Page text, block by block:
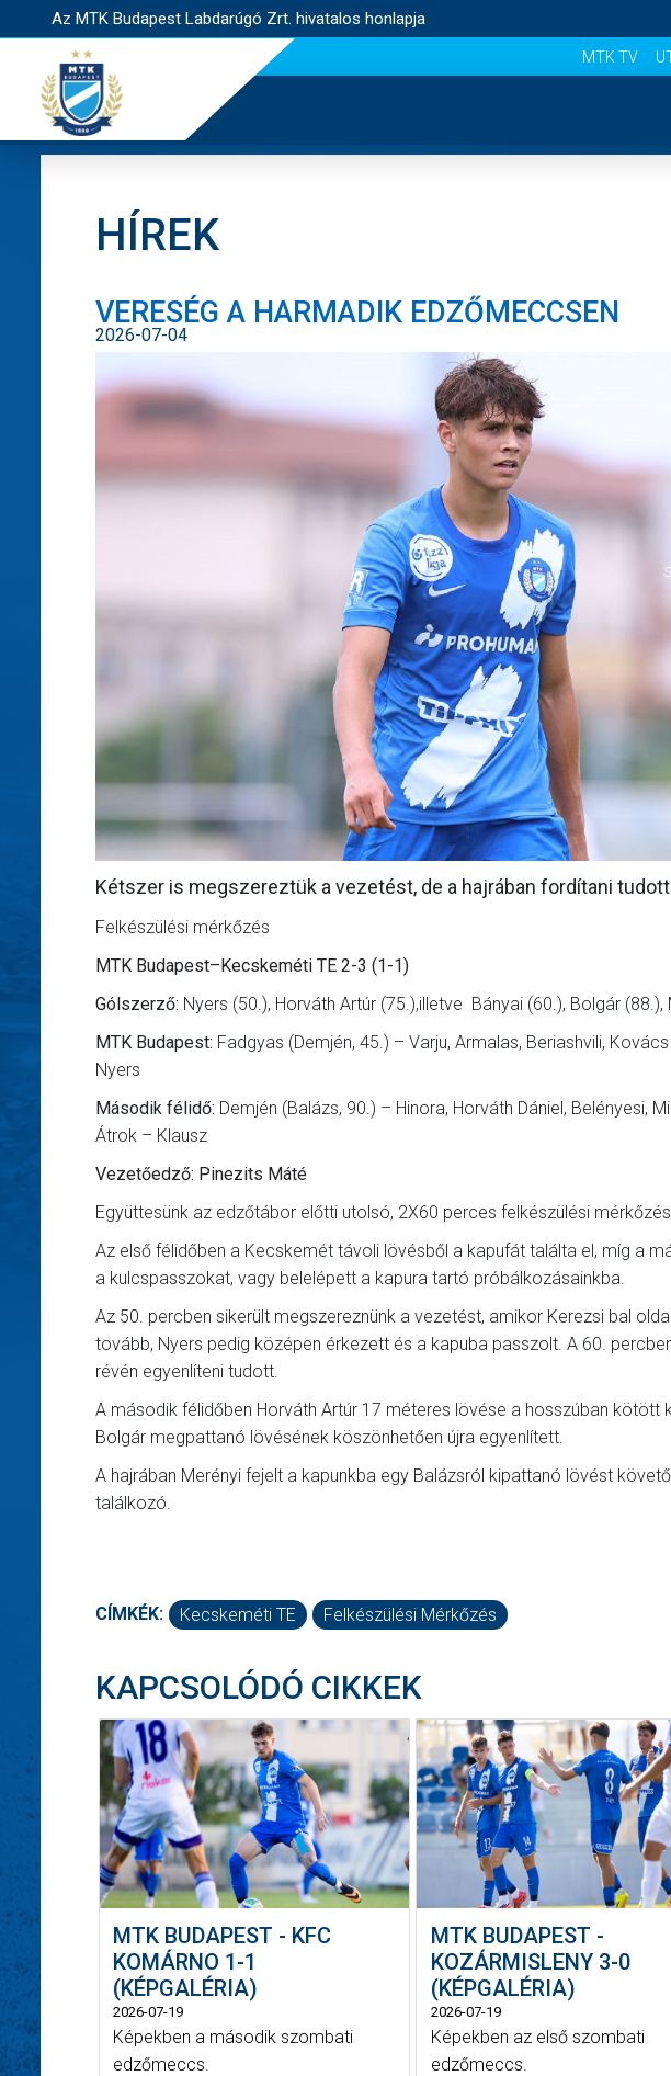
Az MTK Budapest Labdarúgó Zrt. hivatalos honlapja
MTK TV
HÍREK
VERESÉG A HARMADIK EDZŐMECCSEN
2026-07-04
Kétszer is megszereztük a vezetést, de a hajrában fordítani
Felkészülési mérkőzés
MTK Budapest–Kecskeméti TE 2-3 (1-1)
Gólszerző: Nyers (50.), Horváth Artúr (75.),illetve Bányai (60.), Bolgár (88.),
MTK Budapest: Fadgyas (Demjén, 45.) – Varju, Armalas, Beriashvili,
Nyers
Második félidő: Demjén (Balázs, 90.) – Hinora, Horváth Dániel, Belényesi,
Átrok – Klausz
Vezetőedző: Pinezits Máté
Együttesünk az edzőtábor előtti utolsó, 2X60 perces felkészülési
Az első félidőben a Kecskemét távoli lövésből a kapufát találta el, míg a
a kulcspasszokat, vagy belelépett a kapura tartó próbálkozásainkba.
Az 50. percben sikerült megszereznünk a vezetést, amikor Kerezsi bal
tovább, Nyers pedig középen érkezett és a kapuba passzolt. A 60.
révén egyenlíteni tudott.
A második félidőben Horváth Artúr 17 méteres lövése a hosszúban kötött
Bolgár megpattanó lövésének köszönhetően újra egyenlített.
A hajrában Merényi fejelt a kapunkba egy Balázsról kipattanó lövést
találkozó.
CÍMKÉK: Kecskeméti TE Felkészülési Mérkőzés
KAPCSOLÓDÓ CIKKEK
MTK BUDAPEST - KFC
KOMÁRNO 1-1
(KÉPGALÉRIA)
2026-07-19
Képekben a második szombati
edzőmeccs.
MTK BUDAPEST -
KOZÁRMISLENY 3-0
(KÉPGALÉRIA)
2026-07-19
Képekben az első szombati
edzőmeccs.